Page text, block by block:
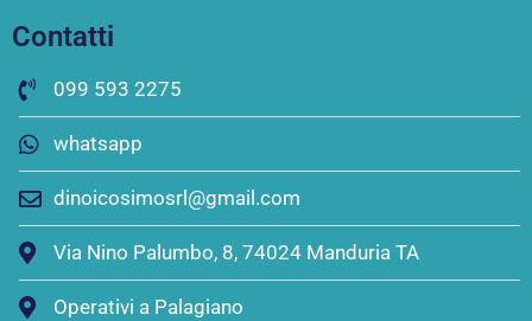
Contatti
099 593 2275
whatsapp
dinoicosimosrl@gmail.com
Via Nino Palumbo, 8, 74024 Manduria TA
Operativi a Palagiano